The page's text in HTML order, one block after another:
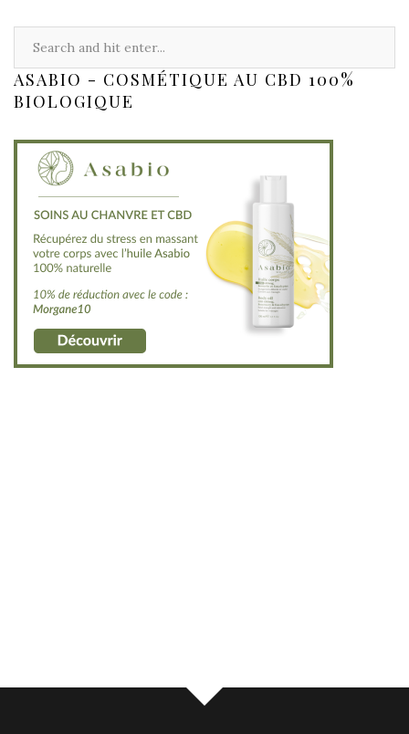
ASABIO - COSMÉTIQUE AU CBD 100%
BIOLOGIQUE